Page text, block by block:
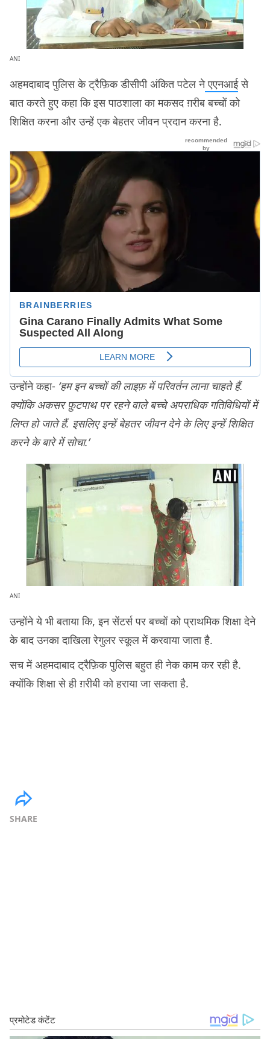
ANI
अहमदाबाद पुलिस के ट्रैफ़िक डीसीपी अंकित पटेल नेएएनआईसे
बात करते हुए कहा कि इस पाठशाला का मकसद ग़रीब बच्चों को
शिक्षित करना और उन्हें एक बेहतर जीवन प्रदान करना है.
उन्होंने कहा- ‘हम इन बच्चों की लाइफ़ में परिवर्तन लाना चाहते हैं.
क्योंकि अकसर फ़ुटपाथ पर रहने वाले बच्चे अपराधिक गतिविधियों में
लिप्त हो जाते हैं. इसलिए इन्हें बेहतर जीवन देने के लिए इन्हें शिक्षित
करने के बारे में सोचा.’
ANI
उन्होंने ये भी बताया कि, इन सेंटर्स पर बच्चों को प्राथमिक शिक्षा देने
के बाद उनका दाखिला रेगुलर स्कूल में करवाया जाता है.
सच में अहमदाबाद ट्रैफ़िक पुलिस बहुत ही नेक काम कर रही है.
क्योंकि शिक्षा से ही ग़रीबी को हराया जा सकता है.
SHARE